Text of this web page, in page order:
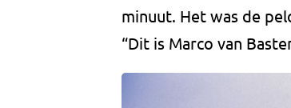
minuut. Het was de
“Dit is Marco van